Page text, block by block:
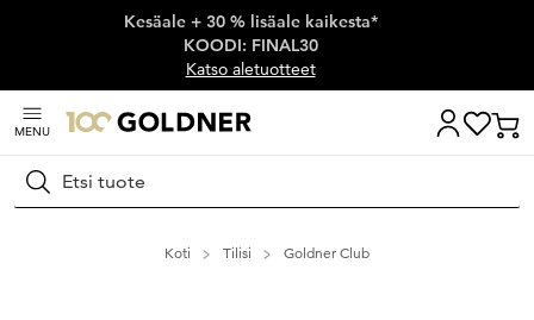
Ohita siirtymä, siirry pääsisältöön
Kesäale + 30 % lisäale kaikesta*
KOODI: FINAL30
Katso aletuotteet
MENU
Hae
Koti Tilisi Goldner Club